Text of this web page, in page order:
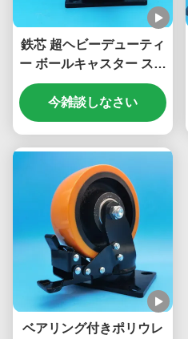
鉄芯 超ヘビーデューティ
ー ボールキャスター スチ
ールホイール シングル 5
インチ スチールプレート
キャスター ロック可能
今雑談しなさい
ベアリング付きポリウレ